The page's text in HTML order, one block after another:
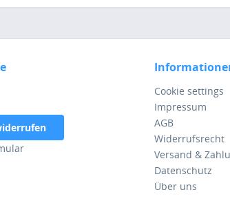
Cookie settings
Impressum
AGB
Widerrufsrecht
Versand &
Datenschutz
Über uns